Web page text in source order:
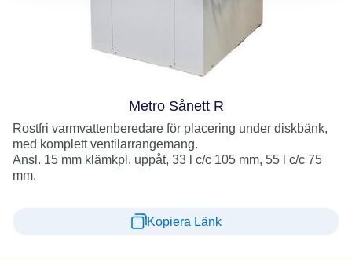
Metro Sånett R
Rostfri varmvattenberedare för placering under diskbänk,
med komplett ventilarrangemang.
Ansl. 15 mm klämkpl. uppåt, 33 l c/c 105 mm, 55 l c/c 75
mm.
Kopiera Länk